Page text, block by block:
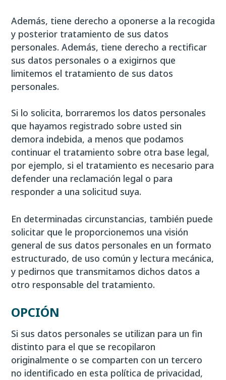
Además, tiene derecho a oponerse a la recogida
y posterior tratamiento de sus datos
personales. Además, tiene derecho a rectificar
sus datos personales o a exigirnos que
limitemos el tratamiento de sus datos
personales.
Si lo solicita, borraremos los datos personales
que hayamos registrado sobre usted sin
demora indebida, a menos que podamos
continuar el tratamiento sobre otra base legal,
por ejemplo, si el tratamiento es necesario para
defender una reclamación legal o para
responder a una solicitud suya.
En determinadas circunstancias, también puede
solicitar que le proporcionemos una visión
general de sus datos personales en un formato
estructurado, de uso común y lectura mecánica,
y pedirnos que transmitamos dichos datos a
otro responsable del tratamiento.
OPCIÓN
Si sus datos personales se utilizan para un fin
distinto para el que se recopilaron
originalmente o se comparten con un tercero
no identificado en esta política de privacidad,